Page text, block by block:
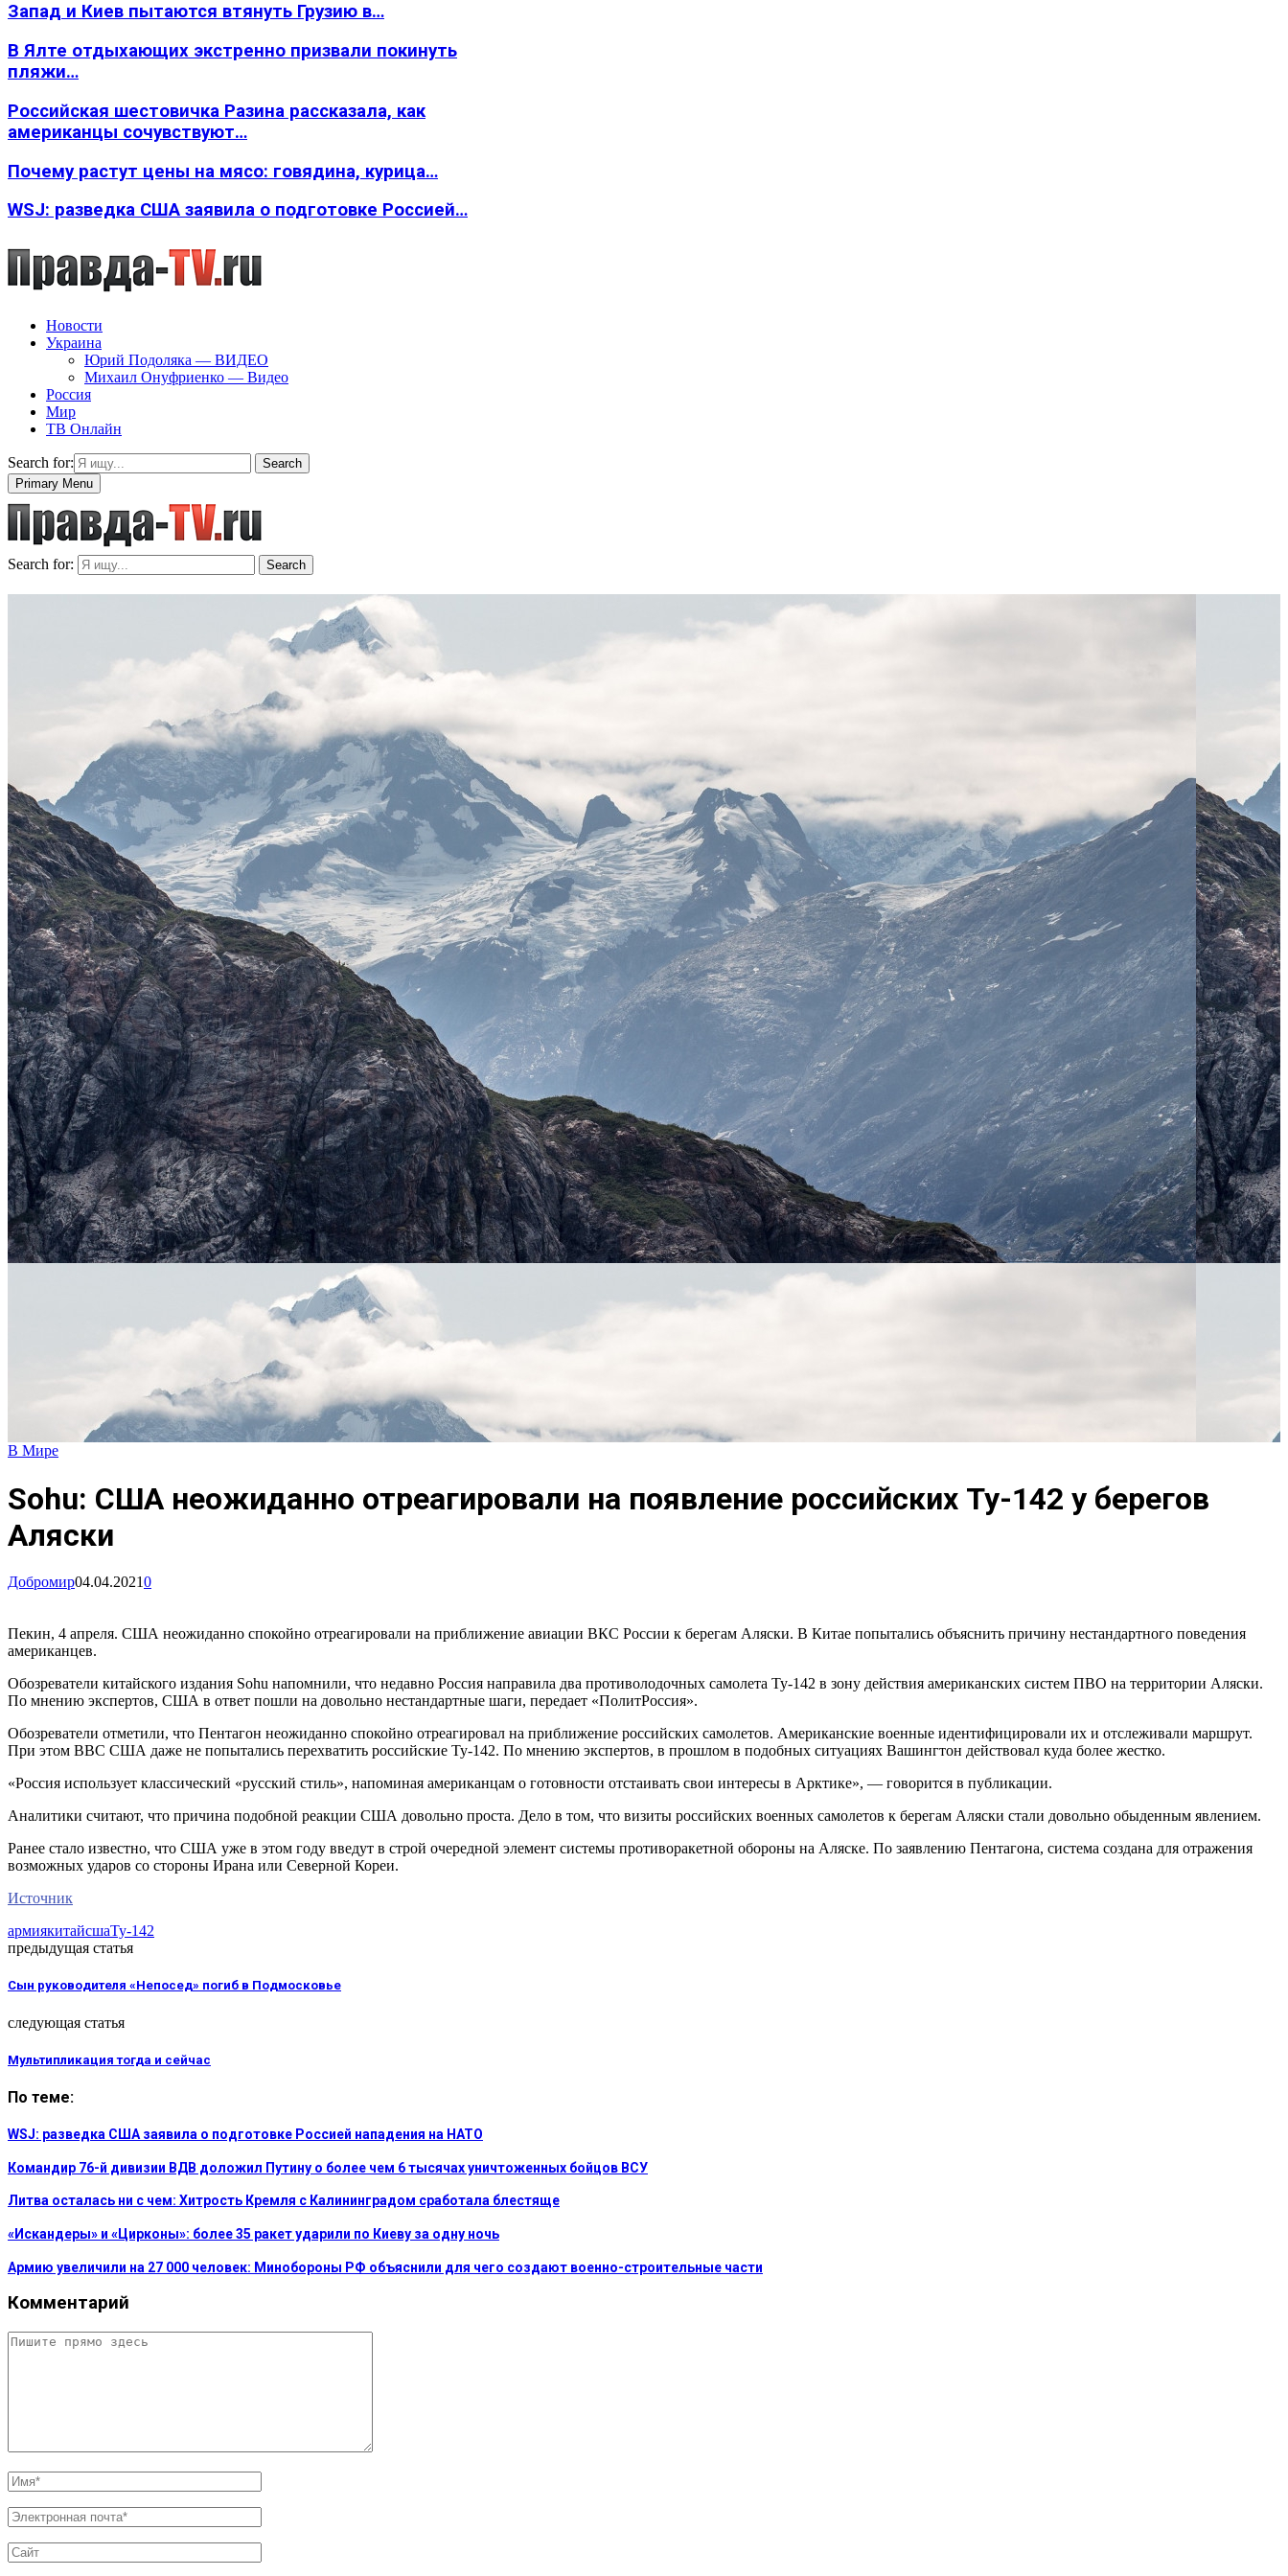
Запад и Киев пытаются втянуть Грузию в…
В Ялте отдыхающих экстренно призвали покинуть
пляжи…
Российская шестовичка Разина рассказала, как
американцы сочувствуют…
Почему растут цены на мясо: говядина, курица…
WSJ: разведка США заявила о подготовке Россией…
Новости
Украина
Юрий Подоляка — ВИДЕО
Михаил Онуфриенко — Видео
Россия
Мир
ТВ Онлайн
Search for:
Search
Primary Menu
Search for: Search
В Мире
Sohu: США неожиданно отреагировали на появление российских Ту-142 у берегов
Аляски
Добромир04.04.20210
Пекин, 4 апреля. США неожиданно спокойно отреагировали на приближение авиации ВКС России к берегам Аляски. В Китае попытались объяснить причину нестандартного поведения
американцев.
Обозреватели китайского издания Sohu напомнили, что недавно Россия направила два противолодочных самолета Ту-142 в зону действия американских систем ПВО на территории Аляски.
По мнению экспертов, США в ответ пошли на довольно нестандартные шаги, передает «ПолитРоссия».
Обозреватели отметили, что Пентагон неожиданно спокойно отреагировал на приближение российских самолетов. Американские военные идентифицировали их и отслеживали маршрут.
При этом ВВС США даже не попытались перехватить российские Ту-142. По мнению экспертов, в прошлом в подобных ситуациях Вашингтон действовал куда более жестко.
«Россия использует классический «русский стиль», напоминая американцам о готовности отстаивать свои интересы в Арктике», — говорится в публикации.
Аналитики считают, что причина подобной реакции США довольно проста. Дело в том, что визиты российских военных самолетов к берегам Аляски стали довольно обыденным явлением.
Ранее стало известно, что США уже в этом году введут в строй очередной элемент системы противоракетной обороны на Аляске. По заявлению Пентагона, система создана для отражения
возможных ударов со стороны Ирана или Северной Кореи.
Источник
армиякитайсшаТу-142
предыдущая статья
Сын руководителя «Непосед» погиб в Подмосковье
следующая статья
Мультипликация тогда и сейчас
По теме:
WSJ: разведка США заявила о подготовке Россией нападения на НАТО
Командир 76-й дивизии ВДВ доложил Путину о более чем 6 тысячах уничтоженных бойцов ВСУ
Литва осталась ни с чем: Хитрость Кремля с Калининградом сработала блестяще
«Искандеры» и «Цирконы»: более 35 ракет ударили по Киеву за одну ночь
Армию увеличили на 27 000 человек: Минобороны РФ объяснили для чего создают военно-строительные части
Комментарий